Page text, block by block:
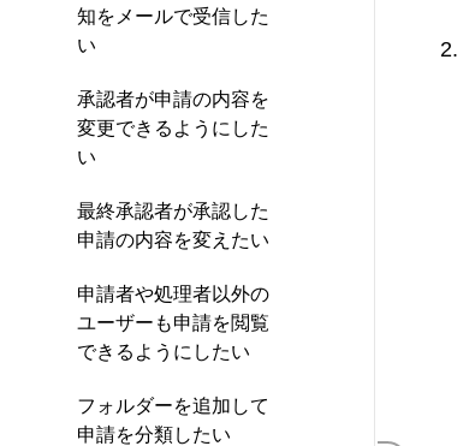
知をメールで受信した
い
承認者が申請の内容を
変更できるようにした
い
最終承認者が承認した
申請の内容を変えたい
申請者や処理者以外の
ユーザーも申請を閲覧
できるようにしたい
フォルダーを追加して
申請を分類したい